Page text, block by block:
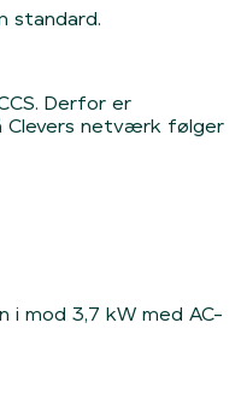
standard.
Derfor er
Clevers netværk følger
i mod 3,7 kW med AC-